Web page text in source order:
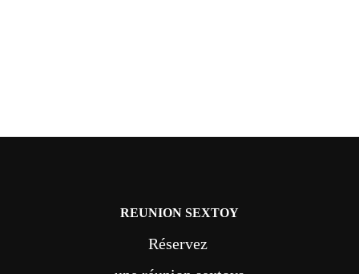
REUNION SEXTOY
Réservez